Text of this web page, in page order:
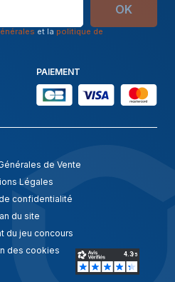
OK
et la politique de
PAIEMENT
de Vente
Légales
confidentialité
du site
du jeu concours
des cookies